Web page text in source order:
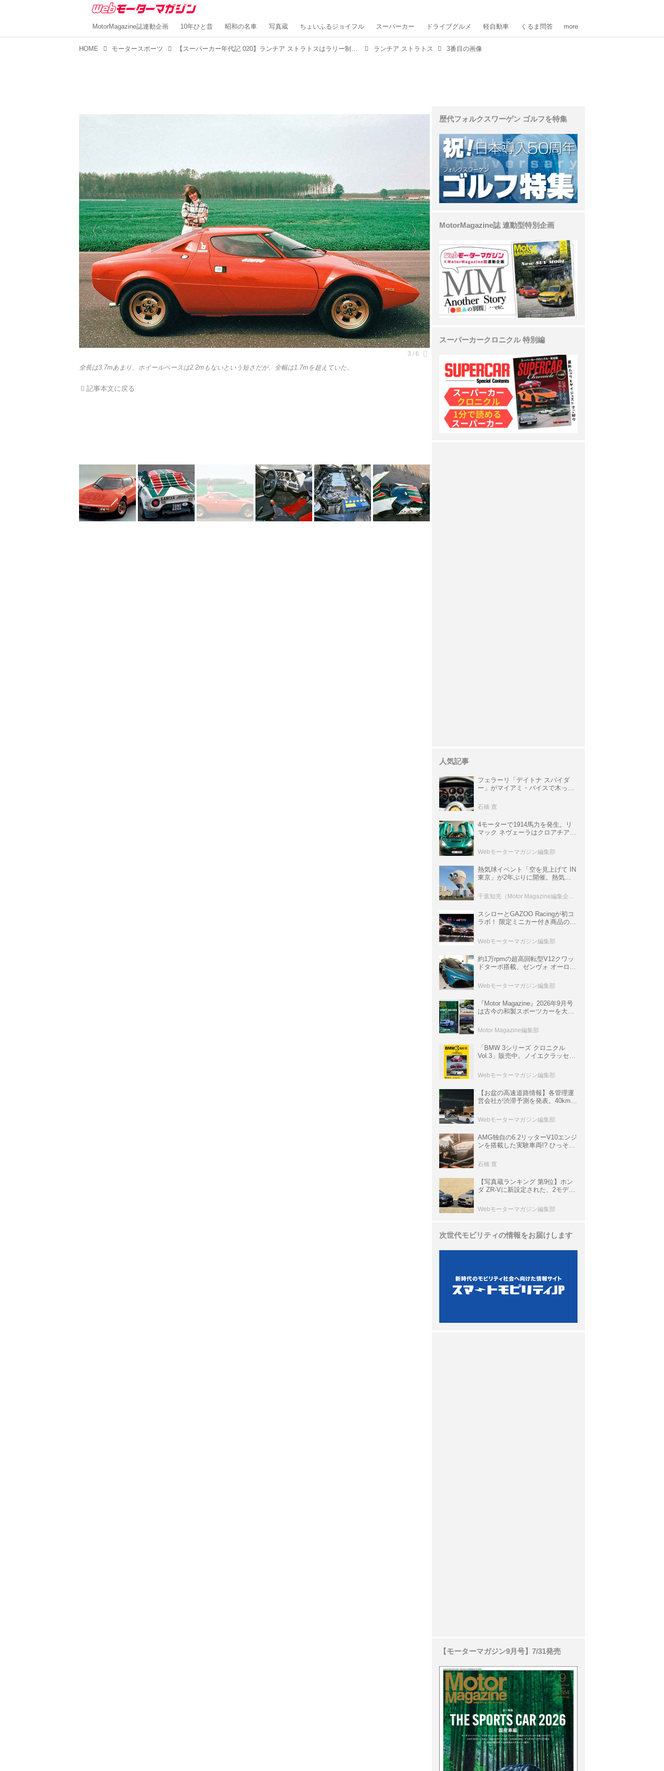
MotorMagazine誌連動企画 10年ひと昔 昭和の名車 写真蔵 ちょいふるジョイフル スーパーカー ドライブグルメ 軽自動車 くるま問答 more
HOME モータースポーツ 【スーパーカー年代記 020】ランチア ストラトスはラリー制覇を目論んだ実戦向けスーパーカーだった ランチア ストラトス 3番目の画像
全長は3.7mあまり、ホイールベースは2.2mもないという短さだが、全幅は1.7mを超えていた。
記事本文に戻る
歴代フォルクスワーゲン ゴルフを特集
MotorMagazine誌 連動型特別企画
スーパーカークロニクル 特別編
人気記事
フェラーリ「デイトナ スパイダ
ー」がマイアミ・バイスで木っ端
サ」に化けた理由
石橋 寛
4モーターで1914馬力を発生。リ
マック ネヴェーラはクロアチア発
ロニクル・完全版／115】
Webモーターマガジン編集部
熱気球イベント「空を見上げて IN
東京」が2年ぶりに開催。熱気球
室などのコンテンツも
千葉知充（Motor Magazine編集企画室）
スシローとGAZOO Racingが初コ
ラボ！ 限定ミニカー付き商品の
ト体験があたる抽選企画などを展
開
Webモーターマガジン編集部
約1万rpmの超高回転型V12クワッ
ドターボ搭載、ゼンヴォ オーロラ
イパーカー【スーパーカークロニ
クル・完全版／116】
Webモーターマガジン編集部
『Motor Magazine』2026年9月号
は古今の和製スポーツカーを大特
情報も満載
Motor Magazine編集部
「BMW 3シリーズ クロニクル
Vol.3」販売中。ノイエクラッセか
ムック
Webモーターマガジン編集部
【お盆の高速道路情報】各管理運
営会社が渋滞予測を発表。40km以
数ある
Webモーターマガジン編集部
AMG独自の6.2リッターV10エンジ
ンを搭載した実験車両!? ひっそり
P900 プロトタイプ」とは
石橋 寛
【写真蔵ランキング 第9位】ホン
ダ ZR-Vに新設定された、2モデル
グ」と「ブラックスタイル」
Webモーターマガジン編集部
次世代モビリティの情報をお届けします
【モーターマガジン9月号】7/31発売